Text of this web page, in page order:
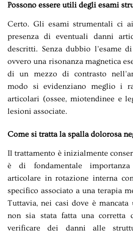
Possono essere utili degli esami
Certo. Gli esami strumentali ci
presenza di eventuali danni
descritti. Senza dubbio l’esame
ovvero una risonanza magnetica
di un mezzo di contrasto
modo si evidenziano meglio i
articolari (ossee, miotendinee e
lesioni associate.
Come si tratta la spalla dolorosa
Il trattamento è inizialmente
è di fondamentale
articolare in rotazione interna
specifico associato a una terapia
Tuttavia, nei casi dove è mancata
non sia stata fatta una corretta
verificare dei danni alle